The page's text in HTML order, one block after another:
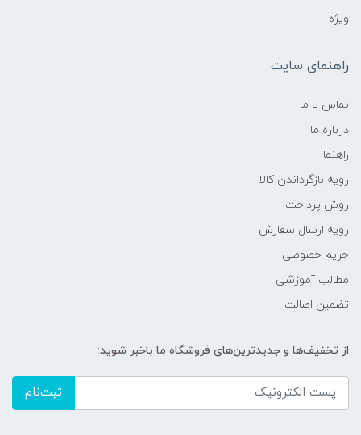
ویژه
راهنمای سایت
تماس با ما
درباره ما
راهنما
رویه‌ بازگرداندن کالا
روش پرداخت
رویه ارسال سفارش
حریم خصوصی
مطالب آموزشی
تضمین اصالت
از تخفیف‌ها و جدیدترین‌های فروشگاه ما باخبر شوید:
ثبت‌نام